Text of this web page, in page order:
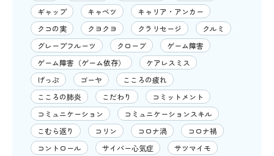
ギャップ
キャベツ
キャリア・アンカー
クコの実
クヨクヨ クラリセージ
クルミ
グレープフルーツ
クローブ
ゲーム障害
ゲーム障害（ゲーム依存）
ケアレスミス
げっぷ
ゴーヤ
こころの疲れ
こころの肺炎
こだわり
コミットメント
コミュニケーション
コミュニケーションスキル
こむら返り
コリン コロナ渦
コロナ禍
コントロール
サイバー心気症 サツマイモ